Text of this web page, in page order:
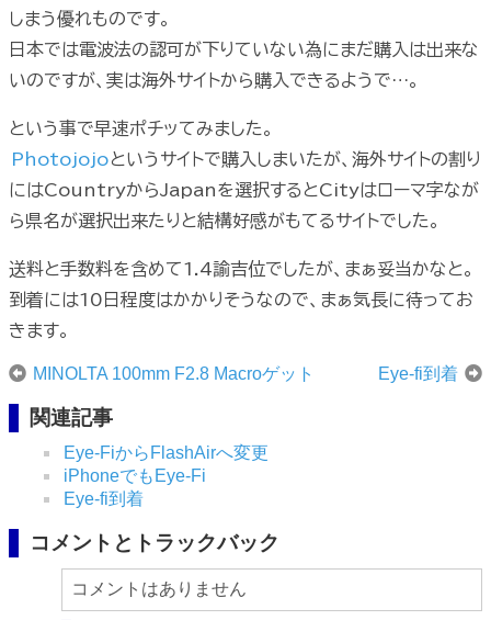
しまう優れものです。
日本では電波法の認可が下りていない為にまだ購入は出来な
いのですが、実は海外サイトから購入できるようで…。
という事で早速ポチッてみました。
Photojojo というサイトで購入しまいたが、海外サイトの割り
にはCountryからJapanを選択するとCityはローマ字なが
ら県名が選択出来たりと結構好感がもてるサイトでした。
送料と手数料を含めて1.4諭吉位でしたが、まぁ妥当かなと。
到着には10日程度はかかりそうなので、まぁ気長に待ってお
きます。
MINOLTA 100mm F2.8 Macroゲット Eye-fi到着
関連記事
Eye-FiからFlashAirへ変更
iPhoneでもEye-Fi
Eye-fi到着
コメントとトラックバック
コメントはありません